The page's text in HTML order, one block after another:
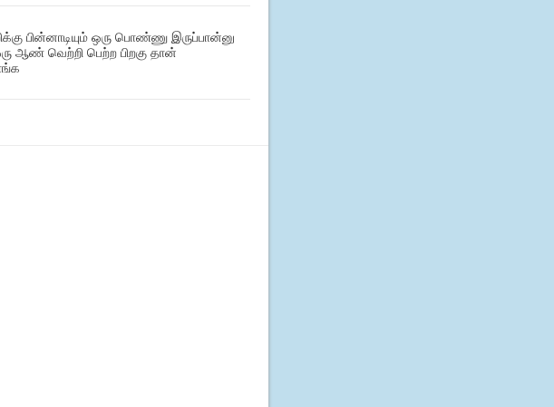
பின்னாடியும் ஒரு பொண்ணு இருப்பான்னு
ஆண் வெற்றி பெற்ற பிறகு தான்